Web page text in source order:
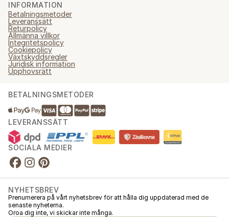
INFORMATION
Betalningsmetoder
Leveranssätt
Returpolicy
Allmänna villkor
Integritetspolicy
Cookiepolicy
Växtskyddsregler
Juridisk information
Upphovsrätt
BETALNINGSMETODER
LEVERANSSÄTT
SOCIALA MEDIER
NYHETSBREV
Prenumerera på vårt nyhetsbrev för att hålla dig uppdaterad med de
senaste nyheterna.
Oroa dig inte, vi skickar inte många.